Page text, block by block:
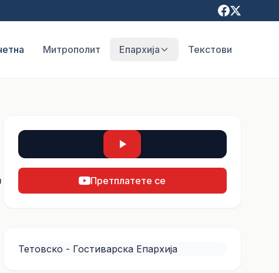
Митрополит Епархија Текстови
Претплатете се
Тетовско - Гостиварска Епархија